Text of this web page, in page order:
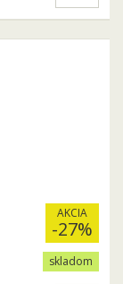
AKCIA
-27%
skladom